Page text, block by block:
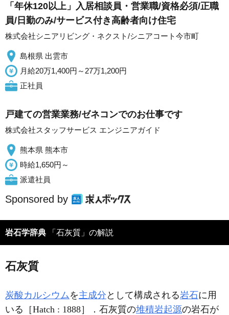
「年休120以上」入居相談員・営業職/資格必須/正職
員/日勤のみ/サービス付き高齢者向け住宅
株式会社シニアリビング・ネクスト/シニアコート今市町
島根県 出雲市
月給20万1,400円～27万1,200円
正社員
戸建ての営業業務/ゼネコンでのお仕事です
株式会社スタッフサービス エンジニアガイド
熊本県 熊本市
時給1,650円～
派遣社員
Sponsored by
岩石学辞典 「石灰質」の解説
石灰質
炭酸カルシウムを主成分 として構成される岩石に用
いる［Hatch : 1888］．石灰質の堆積岩起源の岩石が